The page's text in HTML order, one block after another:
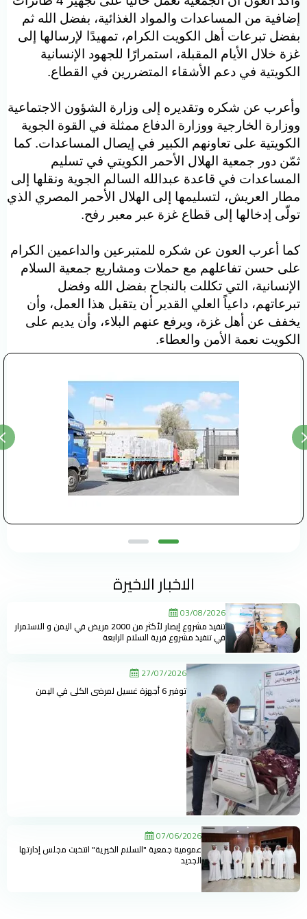
من المساعدات والمواد الغذائية، بفضل الله ثم
تبرعات أهل الكويت الكرام، تمهيدًا لإرسالها إلى
خلال الأيام المقبلة، استمرارًا للجهود الإنسانية
في دعم الأشقاء المتضررين في القطاع.
عن شكره وتقديره إلى وزارة الشؤون الاجتماعية
الخارجية ووزارة الدفاع ممثلة في القوة الجوية
على تعاونهم الكبير في إيصال المساعدات. كما
دور جمعية الهلال الأحمر الكويتي في تسليم
في قاعدة عبدالله السالم الجوية ونقلها إلى
العريش، لتسليمها إلى الهلال الأحمر المصري الذي
إدخالها إلى قطاع غزة عبر معبر رفح.
أعرب العون عن شكره للمتبرعين والداعمين الكرام
حسن تفاعلهم مع حملات ومشاريع جمعية السلام
التي تكللت بالنجاح بفضل الله وفضل
داعياً العلي القدير أن يتقبل هذا العمل، وأن
عن أهل غزة، ويرفع عنهم البلاء، وأن يديم على
نعمة الأمن والعطاء.
الاخبار الاخيرة
03/08/2026
تنفيذ مشروع إبصار لأكثر من 2000 مريض في اليمن و الاستمرار
في تنفيذ مشروع قرية السلام الرابعة
27/07/2026
توفير 6 أجهزة غسيل لمرضى الكلى في اليمن
07/06/2026
عمومية جمعية "السلام الخيرية" انتخبت مجلس إدارتها
الجديد